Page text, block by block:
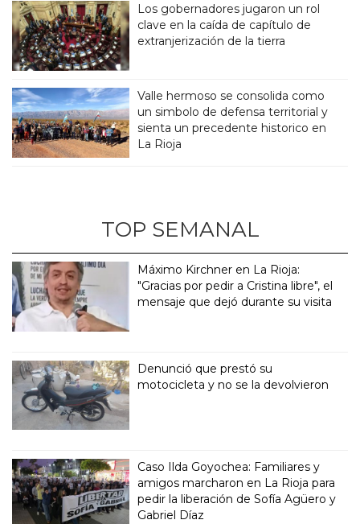
Los gobernadores jugaron un rol
clave en la caída de capítulo de
extranjerización de la tierra
Valle hermoso se consolida como
un simbolo de defensa territorial y
sienta un precedente historico en
La Rioja
TOP SEMANAL
Máximo Kirchner en La Rioja:
"Gracias por pedir a Cristina libre", el
mensaje que dejó durante su visita
Denunció que prestó su
motocicleta y no se la devolvieron
Caso Ilda Goyochea: Familiares y
amigos marcharon en La Rioja para
pedir la liberación de Sofía Agüero y
Gabriel Díaz